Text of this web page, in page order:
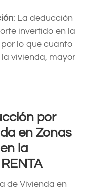
: La deducción
invertido en la
lo que cuanto
vivienda, mayor
por
en Zonas
la
de Vivienda en